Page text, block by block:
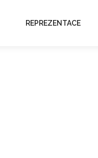
REPREZENTACE